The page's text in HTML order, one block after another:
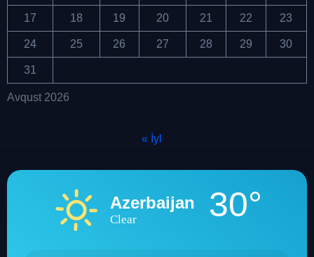
Avqust 2026
17 18 19 20 21 22 23
24 25 26 27 28 29 30
31
« İyl
Azerbaijan
Clear 30°